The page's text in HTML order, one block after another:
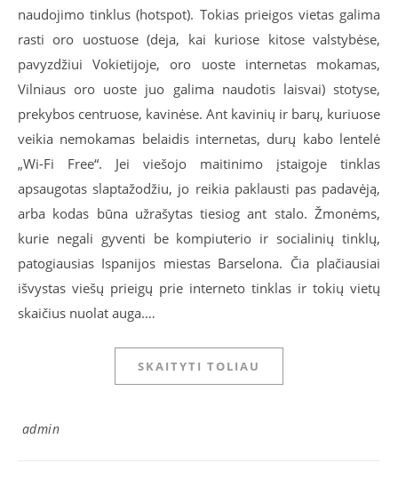
naudojimo tinklus (hotspot). Tokias prieigos vietas galima
rasti oro uostuose (deja, kai kuriose kitose valstybėse,
pavyzdžiui Vokietijoje, oro uoste internetas mokamas,
Vilniaus oro uoste juo galima naudotis laisvai) stotyse,
prekybos centruose, kavinėse. Ant kavinių ir barų, kuriuose
veikia nemokamas belaidis internetas, durų kabo lentelė
„Wi-Fi Free“. Jei viešojo maitinimo įstaigoje tinklas
apsaugotas slaptažodžiu, jo reikia paklausti pas padavėją,
arba kodas būna užrašytas tiesiog ant stalo. Žmonėms,
kurie negali gyventi be kompiuterio ir socialinių tinklų,
patogiausias Ispanijos miestas Barselona. Čia plačiausiai
išvystas viešų prieigų prie interneto tinklas ir tokių vietų
skaičius nuolat auga.…
SKAITYTI TOLIAU
admin